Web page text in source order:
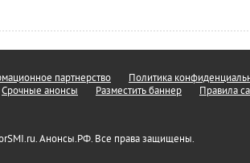
партнерство
Политика
Срочные анонсы Разместить баннер Правила
Анонсы.РФ. Все права защищены.